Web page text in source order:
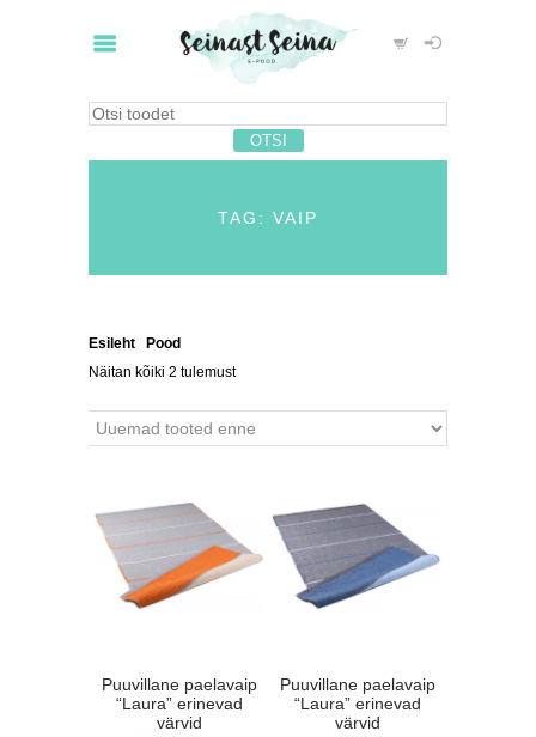
TAG: VAIP
Esileht Pood
Näitan kõiki 2 tulemust
Puuvillane paelavaip
“Laura” erinevad
värvid
Puuvillane paelavaip
“Laura” erinevad
värvid